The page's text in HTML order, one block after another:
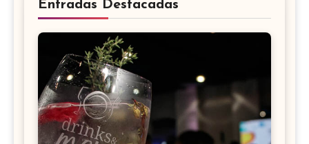
Entradas Destacadas